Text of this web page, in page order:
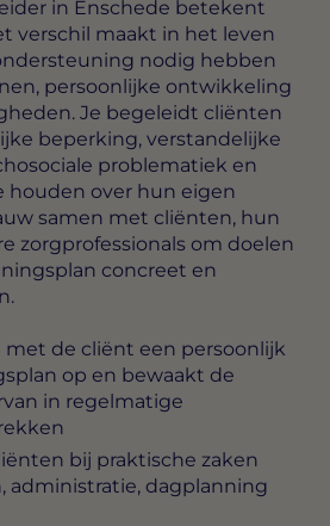
in Enschede betekent
verschil maakt in het leven
nodig hebben
persoonlijke ontwikkeling
Je begeleidt cliënten
beperking, verstandelijke
problematiek en
houden over hun eigen
samen met cliënten, hun
zorgprofessionals om doelen
concreet en
met de cliënt een persoonlijk
op en bewaakt de
in regelmatige
bij praktische zaken
administratie, dagplanning